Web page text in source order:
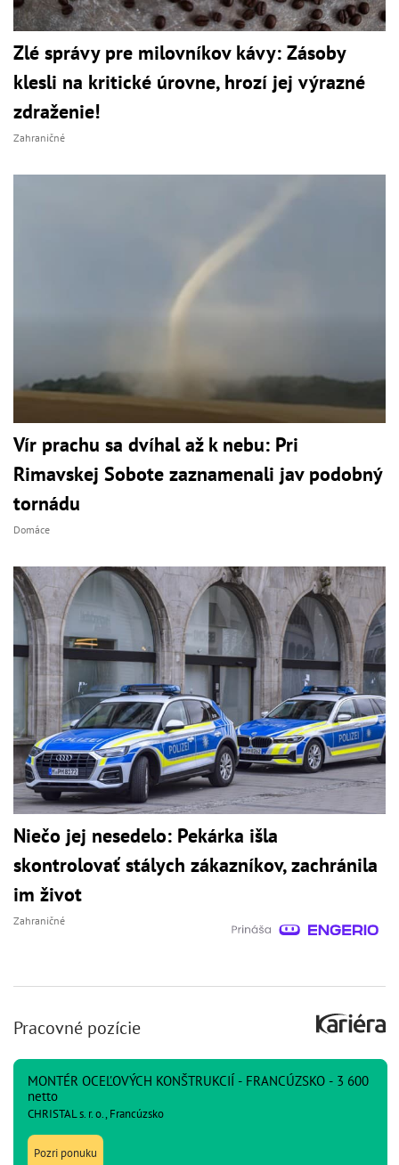
Zlé správy pre milovníkov kávy: Zásoby
klesli na kritické úrovne, hrozí jej výrazné
zdraženie!
Zahraničné
Vír prachu sa dvíhal až k nebu: Pri
Rimavskej Sobote zaznamenali jav podobný
tornádu
Domáce
Niečo jej nesedelo: Pekárka išla
skontrolovať stálych zákazníkov, zachránila
im život
Zahraničné
Pracovné pozície
MONTÉR OCEĽOVÝCH KONŠTRUKCIÍ - FRANCÚZSKO - 3 600
netto
CHRISTAL s. r. o., Francúzsko
Pozri ponuku